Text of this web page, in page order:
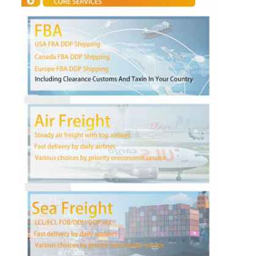
Visita a la fábrica
Control de Calidad
Contacto
Ahora Charle
Carga internacional delantera
Flete aéreo delantero
transporte marítimo
Envío DDP desde China